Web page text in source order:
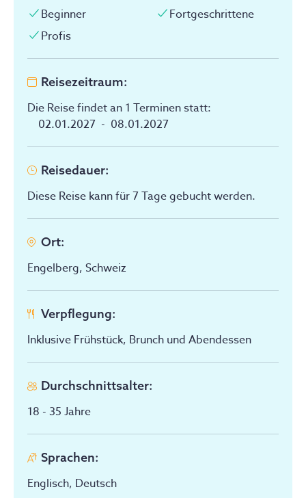
Beginner
Fortgeschrittene
Profis
Reisezeitraum:
Die Reise findet an 1 Terminen statt:
02.01.2027 - 08.01.2027
Reisedauer:
Diese Reise kann für 7 Tage gebucht werden.
Ort:
Engelberg, Schweiz
Verpflegung:
Inklusive Frühstück, Brunch und Abendessen
Durchschnittsalter:
18 - 35 Jahre
Sprachen:
Englisch, Deutsch